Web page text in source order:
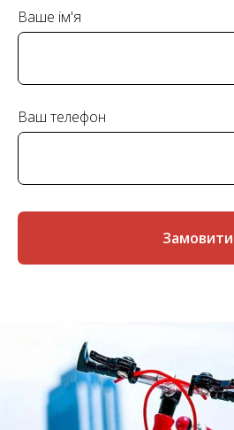
Ваше ім'я
Ваш телефон
Замовити